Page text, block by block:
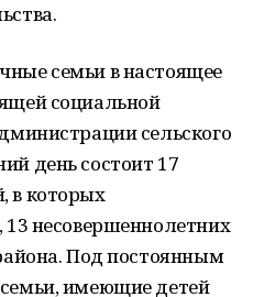
семьи в настоящее
социальной
сельского
день состоит 17
в которых
13 несовершеннолетних
Под постоянным
имеющие детей